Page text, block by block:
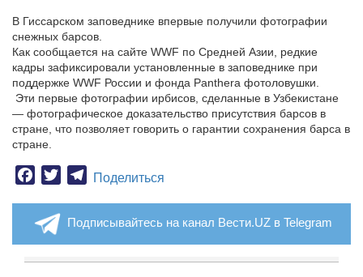
В Гиссарском заповеднике впервые получили фотографии
снежных барсов.
Как сообщается на сайте WWF по Средней Азии, редкие
кадры зафиксировали установленные в заповеднике при
поддержке WWF России и фонда Panthera фотоловушки.
Эти первые фотографии ирбисов, сделанные в Узбекистане
— фотографическое доказательство присутствия барсов в
стране, что позволяет говорить о гарантии сохранения барса в
стране.
Facebook
TwitterTelegram
Поделиться
Подписывайтесь на канал Вести.UZ в Telegram